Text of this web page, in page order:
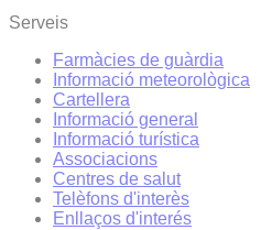
Serveis
Farmàcies de guàrdia
Informació meteorològica
Cartellera
Informació general
Informació turística
Associacions
Centres de salut
Telèfons d'interès
Enllaços d'interés